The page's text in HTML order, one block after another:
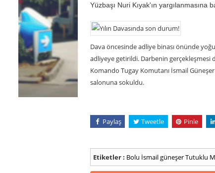
Yüzbaşı Nuri Kıyak'ın yargılanmasına
Dava öncesinde adliye binası önünde
adliyeye getirildi. Darbenin gerçekleşmesi
Komando Tugay Komutanı İsmail
salonuna sokuldu.
Paylaş Tweetle Pinle
Etiketler : Bolu İsmail güneşerTutuklu